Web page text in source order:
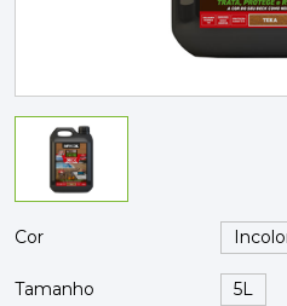
TINTAS, DROGAS E LIMPEZA
DYRUP
SKIL
Cor
Tamanho